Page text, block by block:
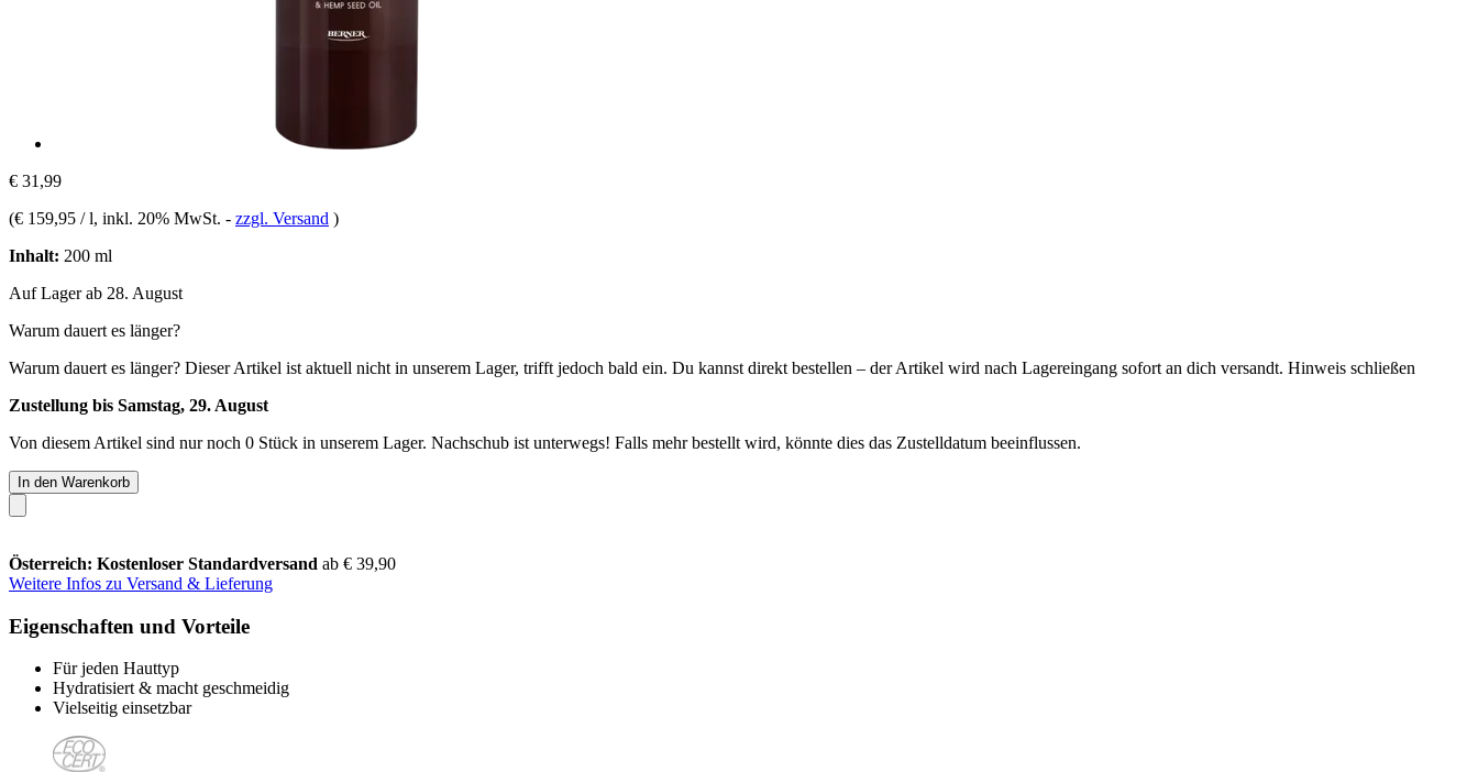
€ 31,99
(€ 159,95 / l, inkl. 20% MwSt. - zzgl. Versand )
Inhalt: 200 ml
Auf Lager ab 28. August
Warum dauert es länger?
Warum dauert es länger? Dieser Artikel ist aktuell nicht in unserem Lager, trifft jedoch bald ein. Du kannst direkt bestellen – der Artikel wird nach Lagereingang sofort an dich versandt. Hinweis schließen
Zustellung bis Samstag, 29. August
Von diesem Artikel sind nur noch 0 Stück in unserem Lager. Nachschub ist unterwegs! Falls mehr bestellt wird, könnte dies das Zustelldatum beeinflussen.
In den Warenkorb
Österreich: Kostenloser Standardversand ab € 39,90
Weitere Infos zu Versand & Lieferung
Eigenschaften und Vorteile
Für jeden Hauttyp
Hydratisiert & macht geschmeidig
Vielseitig einsetzbar